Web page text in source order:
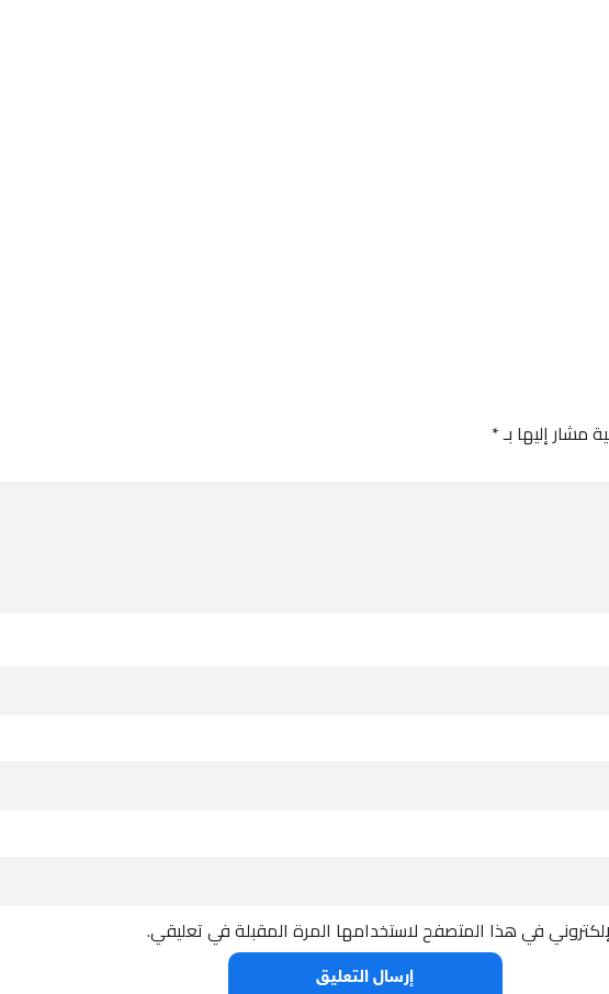
مشار إليها بـ*
في هذا المتصفح لاستخدامها المرة المقبلة في تعليقي.